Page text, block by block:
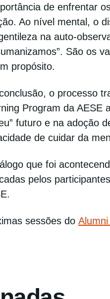
de enfrentar
Ao nível mental, o
na auto-
São os
propósito.
o processo
Program da AESE
futuro e na adoção
de cuidar da
que foi
pelos
sessões do